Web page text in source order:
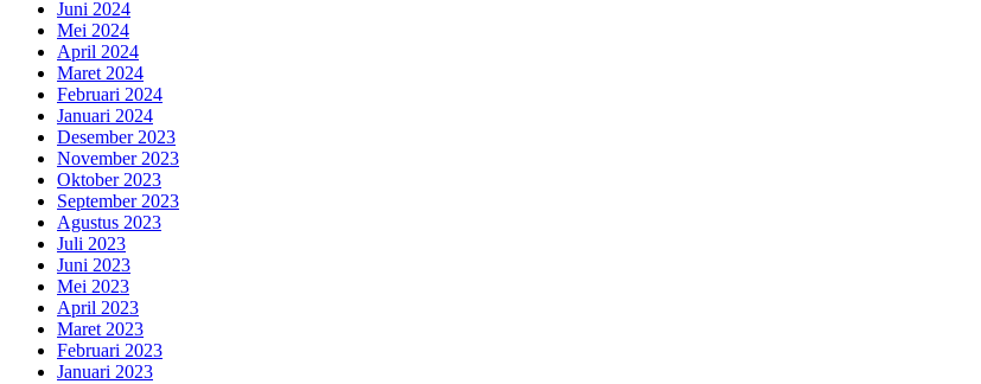
Juni 2024
Mei 2024
April 2024
Maret 2024
Februari 2024
Januari 2024
Desember 2023
November 2023
Oktober 2023
September 2023
Agustus 2023
Juli 2023
Juni 2023
Mei 2023
April 2023
Maret 2023
Februari 2023
Januari 2023